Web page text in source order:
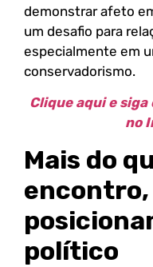
demonstrar afeto
um desafio para
especialmente em
conservadorismo.
Clique aqui e
no
Mais do
encontro,
político